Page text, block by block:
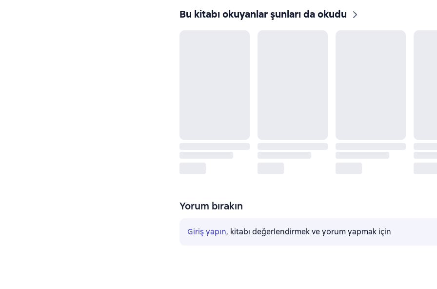
Bu kitabı okuyanlar şunları da okudu
Yorum bırakın
Giriş yapın, kitabı değerlendirmek ve yorum yapmak için